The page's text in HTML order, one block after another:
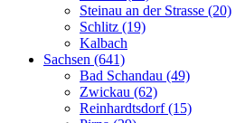
Steinau an der Strasse (20)
Schlitz (19)
Kalbach
Sachsen (641)
Bad Schandau (49)
Zwickau (62)
Reinhardtsdorf (15)